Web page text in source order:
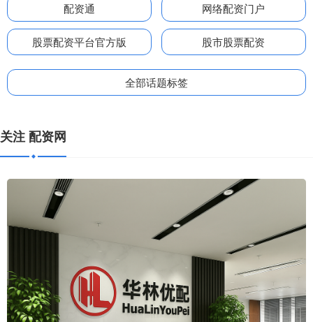
配资通 网络配资门户
股票配资平台官方版 股市股票配资
全部话题标签
关注 配资网